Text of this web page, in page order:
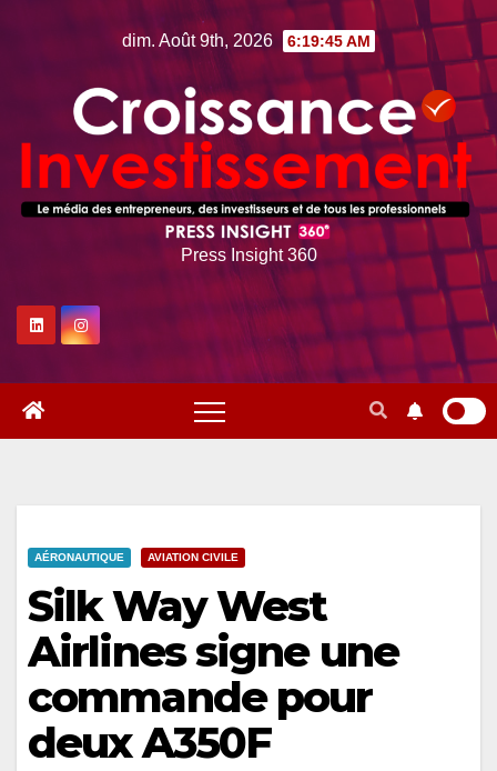
dim. Août 9th, 2026 6:19:47 AM
Press Insight 360
AÉRONAUTIQUE AVIATION CIVILE
Silk Way West
Airlines signe une
commande pour
deux A350F